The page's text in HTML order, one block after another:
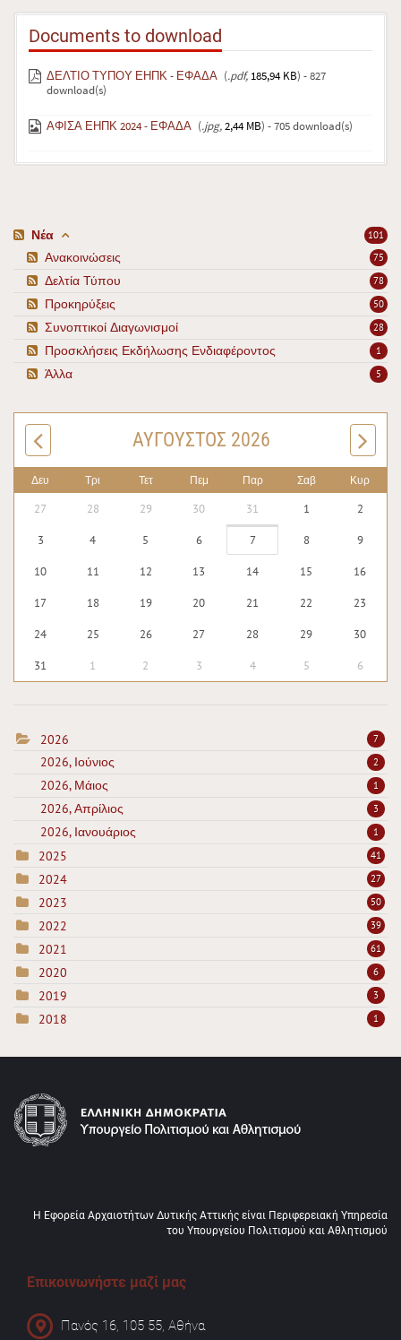
Documents to download
ΔΕΛΤΙΟ ΤΥΠΟΥ ΕΗΠΚ - ΕΦΑΔΑ (.pdf, 185,94 KB) - 827
download(s)
ΑΦΙΣΑ ΕΗΠΚ 2024 - ΕΦΑΔΑ (.jpg,2,44 MB) - 705 download(s)
101
Νέα
75
Ανακοινώσεις
78
Δελτία Τύπου
50
Προκηρύξεις
28
Συνοπτικοί Διαγωνισμοί
1
Προσκλήσεις Εκδήλωσης Ενδιαφέροντος
5
Άλλα
ΑΎΓΟΥΣΤΟΣ 2026
Δευ Τρι Τετ Πεμ Παρ Σαβ Κυρ
27 28 29 30 31 1 2
3 4 5 6 7 8 9
10 11 12 13 14 15 16
17 18 19 20 21 22 23
24 25 26 27 28 29 30
31 1 2 3 4 5 6
2026 7
2026, Ιούνιος 2
2026, Μάιος 1
2026, Απρίλιος 3
2026, Ιανουάριος 1
2025 41
2024 27
2023 50
2022 39
2021 61
2020 6
2019 3
2018 1
Η Εφορεία Αρχαιοτήτων Δυτικής Αττικής είναι Περιφερειακή Υπηρεσία
του Υπουργείου Πολιτισμού και Αθλητισμού
Επικοινωνήστε μαζί μας
Πανός 16, 105 55, Αθήνα